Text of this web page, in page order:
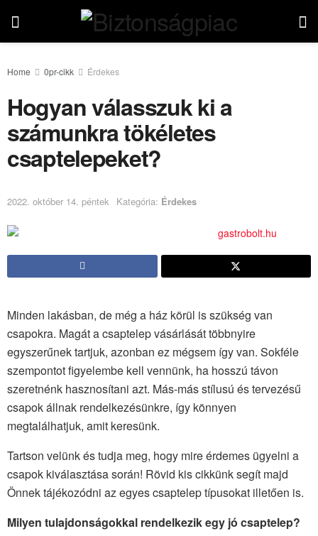
Home 0pr-cikk Érdekes
Hogyan válasszuk ki a
számunkra tökéletes
csaptelepeket?
2022. október 14. péntek Kategória: Érdekes
Minden lakásban, de még a ház körül is szükség van
csapokra. Magát a csaptelep vásárlását többnyire
egyszerűnek tartjuk, azonban ez mégsem így van. Sokféle
szempontot figyelembe kell vennünk, ha hosszú távon
szeretnénk hasznosítani azt. Más-más stílusú és tervezésű
csapok állnak rendelkezésünkre, így könnyen
megtalálhatjuk, amit keresünk.
Tartson velünk és tudja meg, hogy mire érdemes ügyelni a
csapok kiválasztása során! Rövid kis cikkünk segít majd
Önnek tájékozódni az egyes csaptelep típusokat illetően is.
Milyen tulajdonságokkal rendelkezik egy jó csaptelep?